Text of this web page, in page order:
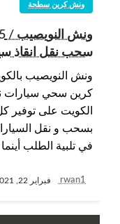
ونش كرين سطحة
سحب نقل انقاذ
ونش النويصيب
كرين سحي سيارات
الكويت على توفير
بسحب و نقل
في تلبية الطلب
rwan1 فبراير 22, 2021